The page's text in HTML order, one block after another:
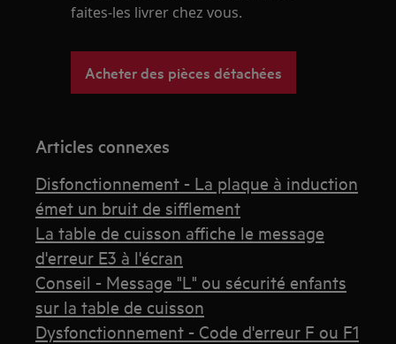
faites-les livrer chez vous.
Acheter des pièces détachées
Articles connexes
Disfonctionnement - La plaque à induction
émet un bruit de sifflement
La table de cuisson affiche le message
d'erreur E3 à l'écran
Conseil - Message "L" ou sécurité enfants
sur la table de cuisson
Dysfonctionnement - Code d'erreur F ou F1